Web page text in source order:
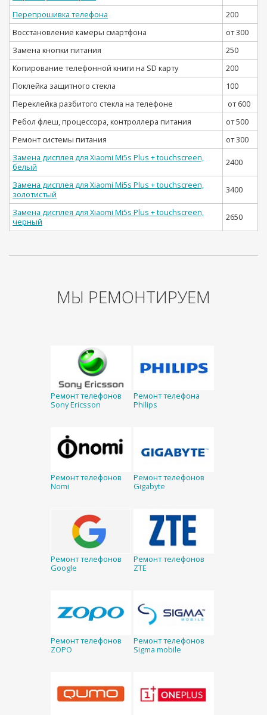
Перепрошивка телефона
200
Восстановление камеры смартфона
от 300
Замена кнопки питания
250
Копирование телефонной книги на SD карту
200
Поклейка защитного стекла
100
Переклейка разбитого стекла на телефоне
от 600
Ребол флеш, процессора, контроллера питания
от 500
Ремонт системы питания
от 300
Замена дисплея для Xiaomi Mi5s Plus + touchscreen,
белый
2400
Замена дисплея для Xiaomi Mi5s Plus + touchscreen,
золотистый
3400
Замена дисплея для Xiaomi Mi5s Plus + touchscreen,
черный
2650
МЫ РЕМОНТИРУЕМ
Ремонт телефонов
Sony Ericsson
Ремонт телефона
Philips
Ремонт телефонов
Nomi
Ремонт телефонов
Gigabyte
Ремонт телефонов
Google
Ремонт телефонов
ZTE
Ремонт телефонов
ZOPO
Ремонт телефонов
Sigma mobile